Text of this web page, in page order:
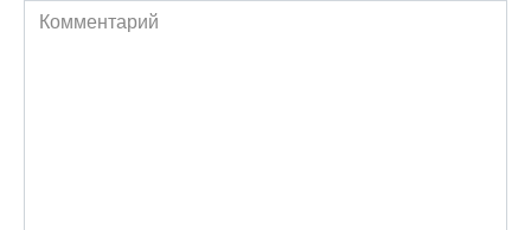
Комментарий